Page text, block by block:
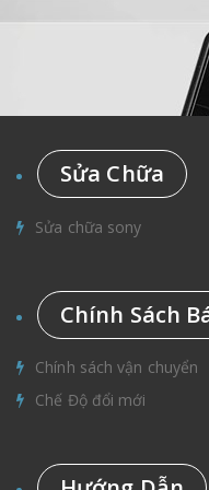
nhanh nhạy, không còn
không gian lưu trữ lớn
nhớ trong hoặc phiên
Máy tính bảng có thời
lên đến 8340mAh, thỏa
củ sạc nhanh 33W, tiết
Sửa Chữa
Sửa chữa sony
Chính Sách
Chính sách vận chuyển
Chế Độ đổi mới